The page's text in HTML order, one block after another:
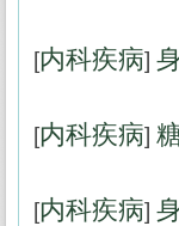
[内科疾病]
[内科疾病]
[内科疾病]